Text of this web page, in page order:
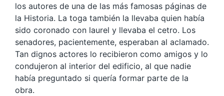
los autores de una de las más famosas páginas de
la Historia. La toga también la llevaba quien había
sido coronado con laurel y llevaba el cetro. Los
senadores, pacientemente, esperaban al aclamado.
Tan dignos actores lo recibieron como amigos y lo
condujeron al interior del edificio, al que nadie
había preguntado si quería formar parte de la
obra.